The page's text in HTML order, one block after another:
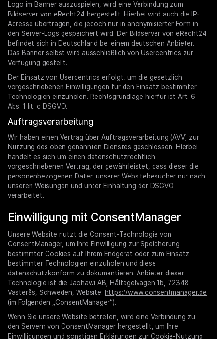
Logo im Banner auszuspielen, wird eine Verbindung zum
Bildserver von eRecht24 hergestellt. Hierbei wird auch die IP-
Adresse übertragen, die jedoch nur in anonymisierter Form in
den Server-Logs gespeichert wird. Der Bildserver von eRecht24
befindet sich in Deutschland bei einem deutschen Anbieter.
Das Banner selbst wird ausschließlich von Usercentrics zur
Verfügung gestellt.
Der Einsatz von Usercentrics erfolgt, um die gesetzlich
vorgeschriebenen Einwilligungen für den Einsatz bestimmter
Technologien einzuholen. Rechtsgrundlage hierfür ist Art. 6
Abs. 1 lit. c DSGVO.
Auftragsverarbeitung
Wir haben einen Vertrag über Auftragsverarbeitung (AVV) zur
Nutzung des oben genannten Dienstes geschlossen. Hierbei
handelt es sich um einen datenschutzrechtlich
vorgeschriebenen Vertrag, der gewährleistet, dass dieser die
personenbezogenen Daten unserer Websitebesucher nur nach
unseren Weisungen und unter Einhaltung der DSGVO
verarbeitet.
Einwilligung mit ConsentManager
Unsere Website nutzt die Consent-Technologie von
ConsentManager, um Ihre Einwilligung zur Speicherung
bestimmter Cookies auf Ihrem Endgerät oder zum Einsatz
bestimmter Technologien einzuholen und diese
datenschutzkonform zu dokumentieren. Anbieter dieser
Technologie ist die Jaohawi AB, Håltegelvägen 1b, 72348
Västerås, Schweden, Website: https://www.consentmanager.de
(im Folgenden „ConsentManager“).
Wenn Sie unsere Website betreten, wird eine Verbindung zu
den Servern von ConsentManager hergestellt, um Ihre
Einwilligungen und sonstigen Erklärungen zur Cookie-Nutzung